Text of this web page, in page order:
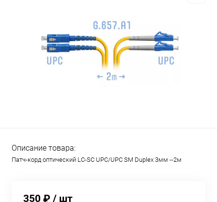
Описание товара:
Патч-корд оптический LC-SC UPC/UPC SM Duplex 3мм --2м
350 ₽ / шт